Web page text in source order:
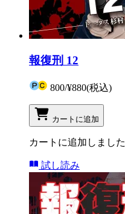
報復刑 12
800/¥880(税込)
カートに追加
カートに追加しました
試し読み